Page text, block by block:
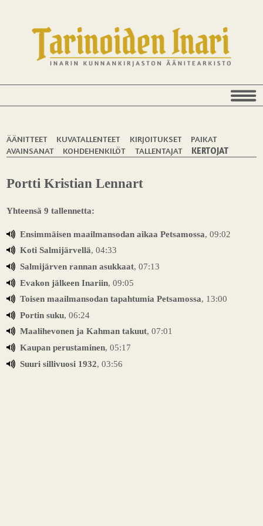
ÄÄNITTEET KUVATALLENTEET KIRJOITUKSET
PAIKAT
AVAINSANAT
KOHDEHENKILÖT TALLENTAJAT KERTOJAT
Portti Kristian Lennart
Yhteensä 9 tallennetta:
Ensimmäisen maailmansodan aikaa Petsamossa, 09:02
Koti Salmijärvellä, 04:33
Salmijärven rannan asukkaat, 07:13
Evakon jälkeen Inariin, 09:05
Toisen maailmansodan tapahtumia Petsamossa, 13:00
Portin suku, 06:24
Maalihevonen ja Kahman takuut, 07:01
Kaupan perustaminen, 05:17
Suuri sillivuosi 1932, 03:56